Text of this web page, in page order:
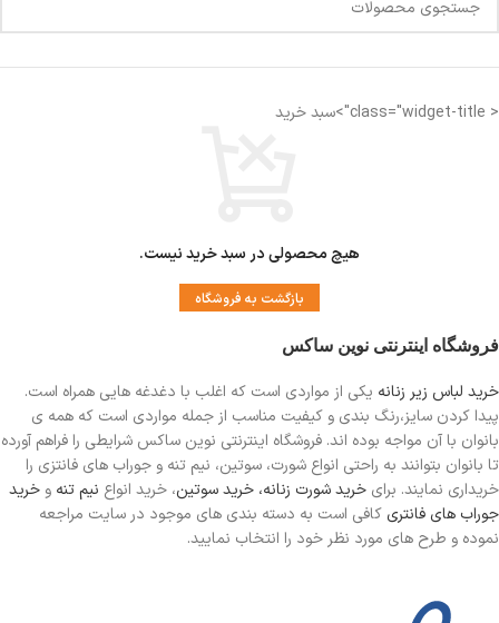
طرح 6 مناسب 37تا44
< class="widget-title">سبد خرید
هیچ محصولی در سبد خرید نیست.
بازگشت به فروشگاه
فروشگاه اینترنتی نوین ساکس
خرید لباس زیر زنانه یکی از مواردی است که اغلب با دغدغه هایی همراه است.
پیدا کردن سایز،رنگ بندی و کیفیت مناسب از جمله مواردی است که همه ی
بانوان با آن مواجه بوده اند. فروشگاه اینترنتی نوین ساکس شرایطی را فراهم آورده
تا بانوان بتوانند به راحتی انواع شورت، سوتین، نیم تنه و جوراب های فانتزی را
خریداری نمایند. برای خرید شورت زنانه، خرید سوتین، خرید انواع نیم تنه و خرید
جوراب های فانتری کافی است به دسته بندی های موجود در سایت مراجعه
نموده و طرح های مورد نظر خود را انتخاب نمایید.